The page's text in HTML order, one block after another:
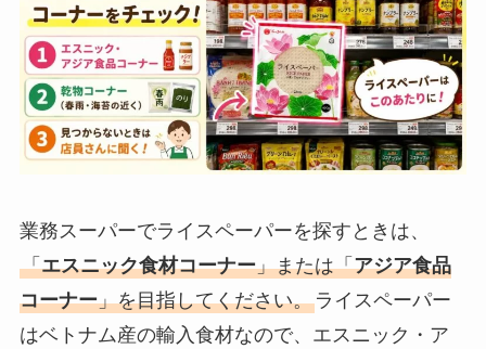
業務スーパーでライスペーパーを探すときは、
「エスニック食材コーナー」または「アジア食品
コーナー」を目指してください。ライスペーパー
はベトナム産の輸入食材なので、エスニック・ア